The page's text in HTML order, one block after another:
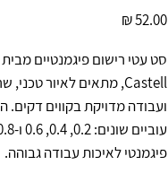
פיגמנטי לאיכות עבודה גבוהה.